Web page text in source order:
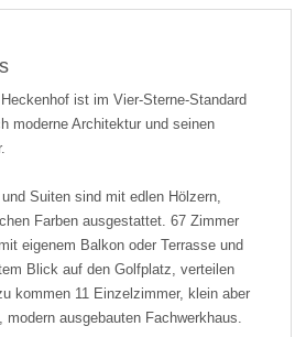
ist im Vier-Sterne-Standard
moderne Architektur und seinen
Suiten sind mit edlen Hölzern,
Farben ausgestattet. 67 Zimmer
eigenem Balkon oder Terrasse und
Blick auf den Golfplatz, verteilen
kommen 11 Einzelzimmer, klein aber
ausgebauten Fachwerkhaus.